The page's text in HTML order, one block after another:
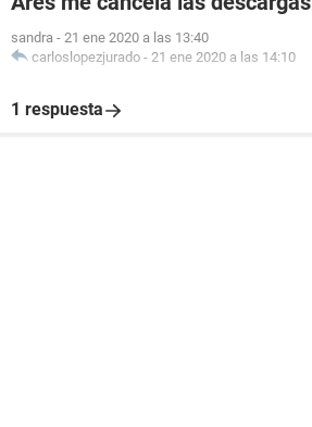
sandra - 21 ene 2020 a las 13:40
carloslopezjurado - 21 ene 2020 a las 14:10
1 respuesta